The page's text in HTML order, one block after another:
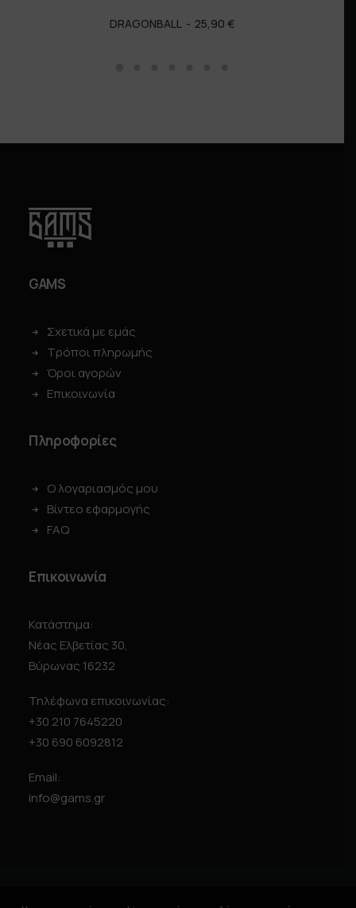
DRAGONBALL 25,90 €
GAMS
Σχετικά με εμάς
Τρόποι πληρωμής
Όροι αγορών
Επικοινωνία
Πληροφορίες
Ο λογαριασμός μου
Βίντεο εφαρμογής
FAQ
Επικοινωνία
Κατάστημα:
Νέας Ελβετίας 30,
Βύρωνας 16232
Τηλέφωνα επικοινωνίας:
+30 210 7645220
+30 690 6092812
Email:
info@gams.gr